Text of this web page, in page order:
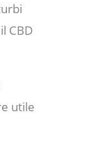
CBD
utile